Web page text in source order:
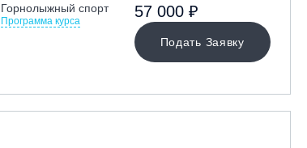
Горнолыжный спорт
Программа курса
Подать Заявку
57 000 ₽